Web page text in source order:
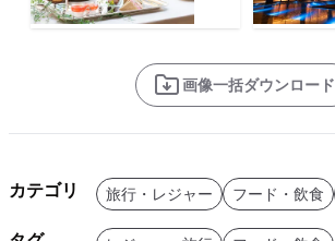
画像一括ダウンロード
カテゴリ 旅行・レジャー フード・飲食